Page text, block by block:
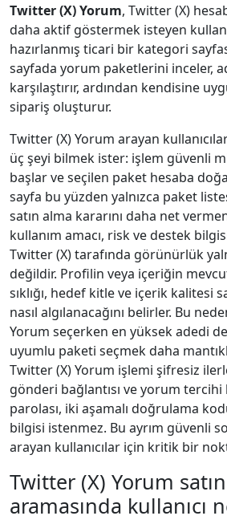
Twitter (X) Yorum, Twitter (X)
daha aktif göstermek isteyen
hazırlanmış ticari bir kategori
sayfada yorum paketlerini inceler,
karşılaştırır, ardından kendisine
sipariş oluşturur.
Twitter (X) Yorum arayan
üç şeyi bilmek ister: işlem güvenli
başlar ve seçilen paket hesaba
sayfa bu yüzden yalnızca paket
satın alma kararını daha net
kullanım amacı, risk ve destek
Twitter (X) tarafında görünürlük
değildir. Profilin veya içeriğin
sıklığı, hedef kitle ve içerik kalitesi
nasıl algılanacağını belirler. Bu
Yorum seçerken en yüksek adedi
uyumlu paketi seçmek daha
Twitter (X) Yorum işlemi şifresiz
gönderi bağlantısı ve yorum tercihi
parolası, iki aşamalı doğrulama
bilgisi istenmez. Bu ayrım güvenli
arayan kullanıcılar için kritik bir
Twitter (X) Yorum
aramasında kullanıcı